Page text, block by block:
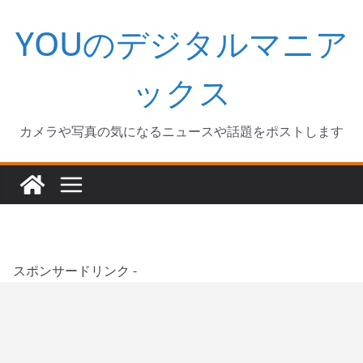
キ
YOUのデジタルマニア
ックス
カメラや写真の気になるニュースや話題をポストします
スポンサードリンク -